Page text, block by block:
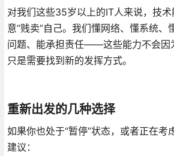
对我们这些35岁以上的IT人来说，技
意“贱卖”自己。我们懂网络、懂系统、
问题、能承担责任——这些能力不会因
只是需要找到新的发挥方式。
重新出发的几种选择
如果你也处于“暂停”状态，或者正在考
建议：